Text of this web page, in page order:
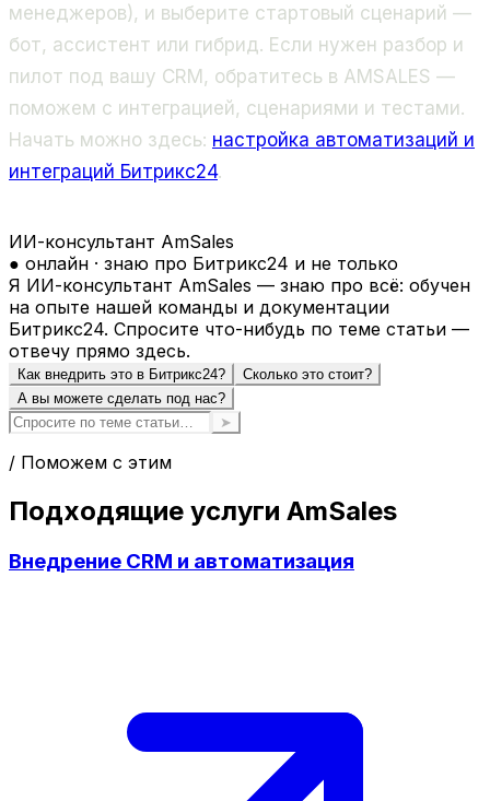
менеджеров), и выберите стартовый сценарий —
бот, ассистент или гибрид. Если нужен разбор и
пилот под вашу CRM, обратитесь в AMSALES —
поможем с интеграцией, сценариями и тестами.
Начать можно здесь: настройка автоматизаций и
интеграций Битрикс24.
ИИ-консультант AmSales
● онлайн · знаю про Битрикс24 и не только
Я ИИ-консультант AmSales — знаю про всё: обучен
на опыте нашей команды и документации
Битрикс24. Спросите что-нибудь по теме статьи —
отвечу прямо здесь.
Как внедрить это в Битрикс24?
Сколько это стоит?
А вы можете сделать под нас?
➤
/ Поможем с этим
Подходящие услуги AmSales
Внедрение CRM и автоматизация